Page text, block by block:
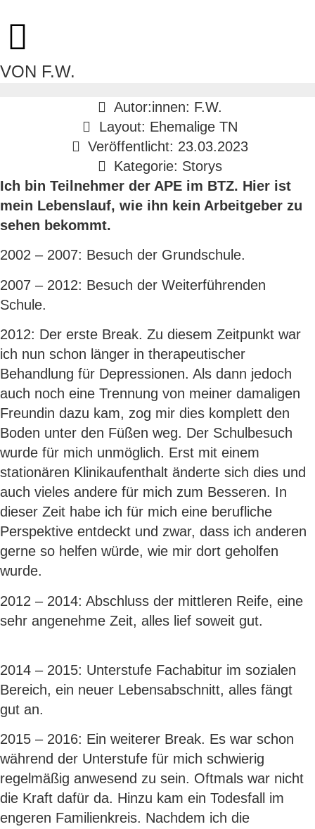
VON F.W.
Autor:innen: F.W.
Layout: Ehemalige TN
Veröffentlicht: 23.03.2023
Kategorie: Storys
Ich bin Teilnehmer der APE im BTZ. Hier ist
mein Lebenslauf, wie ihn kein Arbeitgeber zu
sehen bekommt.
2002 – 2007: Besuch der Grundschule.
2007 – 2012: Besuch der Weiterführenden
Schule.
2012: Der erste Break. Zu diesem Zeitpunkt war
ich nun schon länger in therapeutischer
Behandlung für Depressionen. Als dann jedoch
auch noch eine Trennung von meiner damaligen
Freundin dazu kam, zog mir dies komplett den
Boden unter den Füßen weg. Der Schulbesuch
wurde für mich unmöglich. Erst mit einem
stationären Klinikaufenthalt änderte sich dies und
auch vieles andere für mich zum Besseren. In
dieser Zeit habe ich für mich eine berufliche
Perspektive entdeckt und zwar, dass ich anderen
gerne so helfen würde, wie mir dort geholfen
wurde.
2012 – 2014: Abschluss der mittleren Reife, eine
sehr angenehme Zeit, alles lief soweit gut.
2014 – 2015: Unterstufe Fachabitur im sozialen
Bereich, ein neuer Lebensabschnitt, alles fängt
gut an.
2015 – 2016: Ein weiterer Break. Es war schon
während der Unterstufe für mich schwierig
regelmäßig anwesend zu sein. Oftmals war nicht
die Kraft dafür da. Hinzu kam ein Todesfall im
engeren Familienkreis. Nachdem ich die